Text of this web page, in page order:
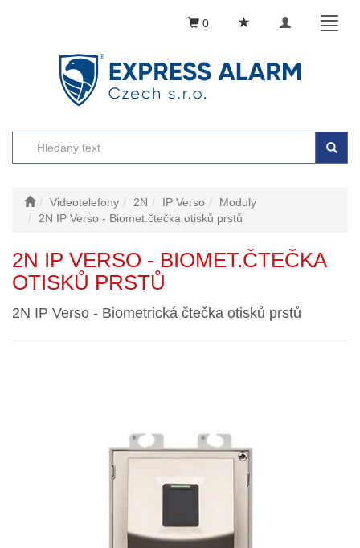
Toggle
0
Videotelefony 2N IP Verso
Moduly
2N IP Verso - Biomet.čtečka otisků prstů
2N IP VERSO - BIOMET.ČTEČKA
OTISKŮ PRSTŮ
2N IP Verso - Biometrická čtečka otisků prstů